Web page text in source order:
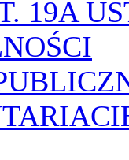
19A